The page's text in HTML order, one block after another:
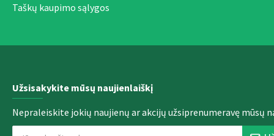
Taškų kaupimo sąlygos
Užsisakykite mūsų naujienlaiškį
Nepraleiskite jokių naujienų ar akcijų užsiprenumeravę mūsų